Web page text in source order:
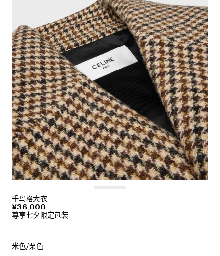
千鸟格大衣
¥36,000
尊享七夕限定包装
米色/栗色